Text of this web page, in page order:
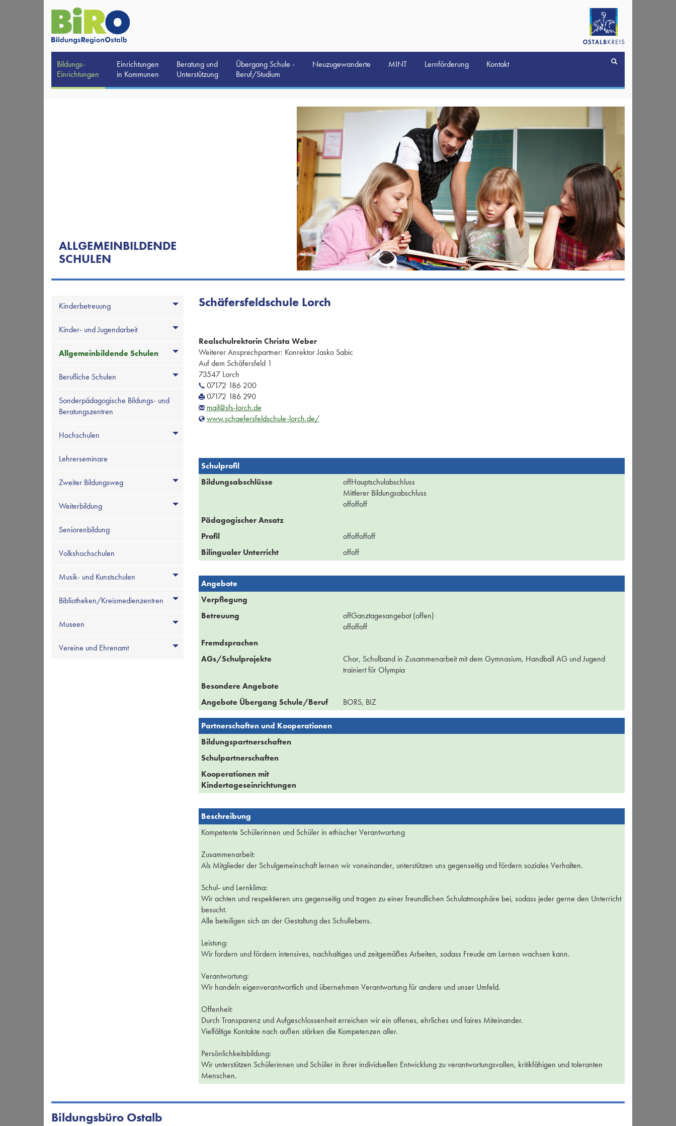
Bildungs-
Einrichtungen
Einrichtungen
in Kommunen
Beratung und
Unterstützung
Übergang Schule -
Beruf/Studium
Neuzugewanderte MINT Lernförderung Kontakt
ALLGEMEINBILDENDE
SCHULEN
Kinderbetreuung
Kinder- und Jugendarbeit
Allgemeinbildende Schulen
Berufliche Schulen
Sonderpädagogische Bildungs- und
Beratungszentren
Hochschulen
Lehrerseminare
Zweiter Bildungsweg
Weiterbildung
Seniorenbildung
Volkshochschulen
Musik- und Kunstschulen
Bibliotheken/Kreismedienzentren
Museen
Vereine und Ehrenamt
Schäfersfeldschule Lorch
Realschulrektorin Christa Weber
Weiterer Ansprechpartner: Konrektor Jasko Sabic
Auf dem Schäfersfeld 1
73547 Lorch
07172 186 200
07172 186 290
mail@sfs-lorch.de
www.schaefersfeldschule-lorch.de/
Schulprofil
Bildungsabschlüsse
offHauptschulabschluss
Mittlerer Bildungsabschluss
offoffoff
Pädagogischer Ansatz
Profil
offoffoffoff
Bilingualer Unterricht
offoff
Angebote
Verpflegung
Betreuung
offGanztagesangebot (offen)
offoffoff
Fremdsprachen
AGs/Schulprojekte
Chor, Schulband in Zusammenarbeit mit dem Gymnasium, Handball AG und Jugend
trainiert für Olympia
Besondere Angebote
Angebote Übergang Schule/Beruf
BORS, BIZ
Partnerschaften und Kooperationen
Bildungspartnerschaften
Schulpartnerschaften
Kooperationen mit
Kindertageseinrichtungen
Beschreibung
Kompetente Schülerinnen und Schüler in ethischer Verantwortung
Zusammenarbeit:
Als Mitglieder der Schulgemeinschaft lernen wir voneinander, unterstützen uns gegenseitig und fördern soziales Verhalten.
Schul- und Lernklima:
Wir achten und respektieren uns gegenseitig und tragen zu einer freundlichen Schulatmosphäre bei, sodass jeder gerne den Unterricht
besucht.
Alle beteiligen sich an der Gestaltung des Schullebens.
Leistung:
Wir fordern und fördern intensives, nachhaltiges und zeitgemäßes Arbeiten, sodass Freude am Lernen wachsen kann.
Verantwortung:
Wir handeln eigenverantwortlich und übernehmen Verantwortung für andere und unser Umfeld.
Offenheit:
Durch Transparenz und Aufgeschlossenheit erreichen wir ein offenes, ehrliches und faires Miteinander.
Vielfältige Kontakte nach außen stärken die Kompetenzen aller.
Persönlichkeitsbildung:
Wir unterstützen Schülerinnen und Schüler in ihrer individuellen Entwicklung zu verantwortungsvollen, kritikfähigen und toleranten
Menschen.
Bildungsbüro Ostalb